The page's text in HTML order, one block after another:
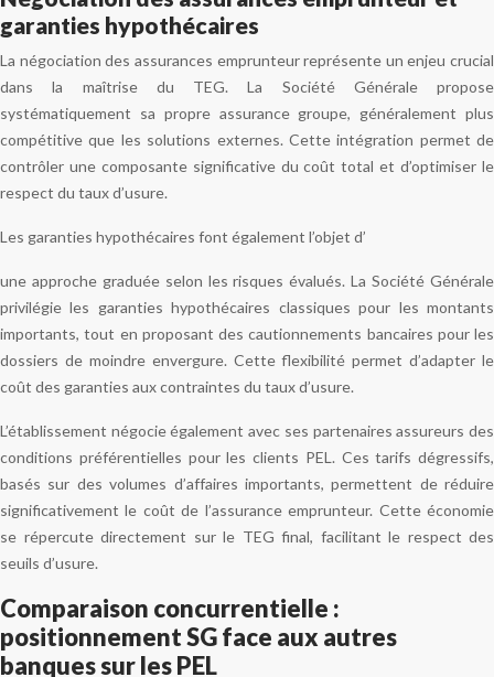
garanties hypothécaires
La négociation des assurances emprunteur représente un enjeu crucial
dans la maîtrise du TEG. La Société Générale propose
systématiquement sa propre assurance groupe, généralement plus
compétitive que les solutions externes. Cette intégration permet de
contrôler une composante significative du coût total et d’optimiser le
respect du taux d’usure.
Les garanties hypothécaires font également l’objet d’
une approche graduée selon les risques évalués. La Société Générale
privilégie les garanties hypothécaires classiques pour les montants
importants, tout en proposant des cautionnements bancaires pour les
dossiers de moindre envergure. Cette flexibilité permet d’adapter le
coût des garanties aux contraintes du taux d’usure.
L’établissement négocie également avec ses partenaires assureurs des
conditions préférentielles pour les clients PEL. Ces tarifs dégressifs,
basés sur des volumes d’affaires importants, permettent de réduire
significativement le coût de l’assurance emprunteur. Cette économie
se répercute directement sur le TEG final, facilitant le respect des
seuils d’usure.
Comparaison concurrentielle :
positionnement SG face aux autres
banques sur les PEL